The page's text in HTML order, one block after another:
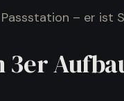
– er ist
3er